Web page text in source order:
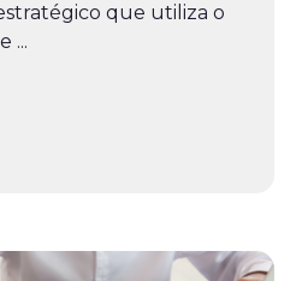
que utiliza o
...